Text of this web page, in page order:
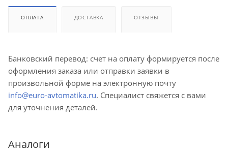
ОПЛАТА ДОСТАВКА ОТЗЫВЫ
Банковский перевод: счет на оплату формируется после
оформления заказа или отправки заявки в
произвольной форме на электронную почту
info@euro-avtomatika.ru. Специалист свяжется с вами
для уточнения деталей.
Аналоги